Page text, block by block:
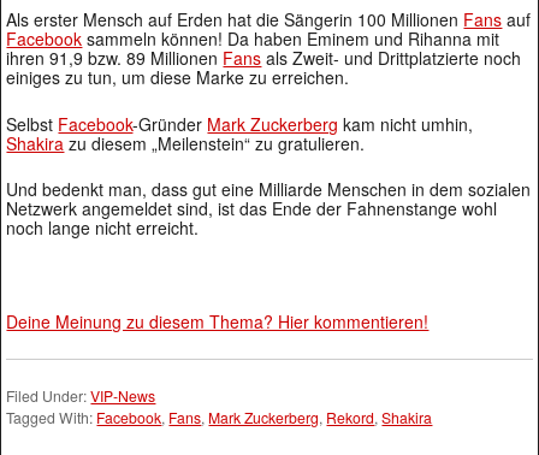
Als erster Mensch auf Erden hat die Sängerin 100 Millionen Fans auf
Facebook sammeln können! Da haben Eminem und Rihanna mit
ihren 91,9 bzw. 89 Millionen Fans als Zweit- und Drittplatzierte noch
einiges zu tun, um diese Marke zu erreichen.
Selbst Facebook-Gründer Mark Zuckerberg kam nicht umhin,
Shakira zu diesem „Meilenstein“ zu gratulieren.
Und bedenkt man, dass gut eine Milliarde Menschen in dem sozialen
Netzwerk angemeldet sind, ist das Ende der Fahnenstange wohl
noch lange nicht erreicht.
Deine Meinung zu diesem Thema? Hier kommentieren!
Filed Under:VIP-News
Tagged With: Facebook, Fans, Mark Zuckerberg, Rekord,Shakira